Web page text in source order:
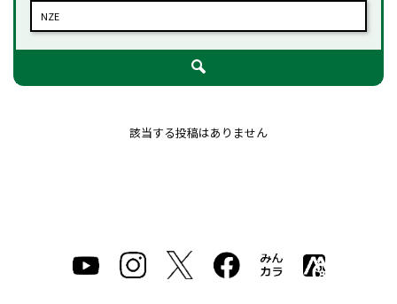
該当する投稿はありません